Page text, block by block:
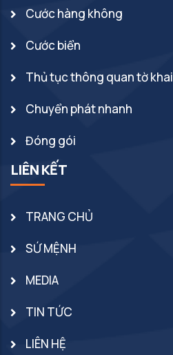
Cước hàng không
Cước biển
Thủ tục thông quan tờ khai
Chuyển phát nhanh
Đóng gói
LIÊN KẾT
TRANG CHỦ
SỨ MỆNH
MEDIA
TIN TỨC
LIÊN HỆ